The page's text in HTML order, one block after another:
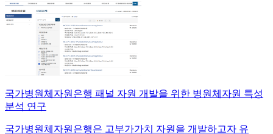
국가병원체자원은행 패널 자원 개발을 위한 병원체자원 특성
분석 연구
국가병원체자원은행은 고부가가치 자원을 개발하고자 유